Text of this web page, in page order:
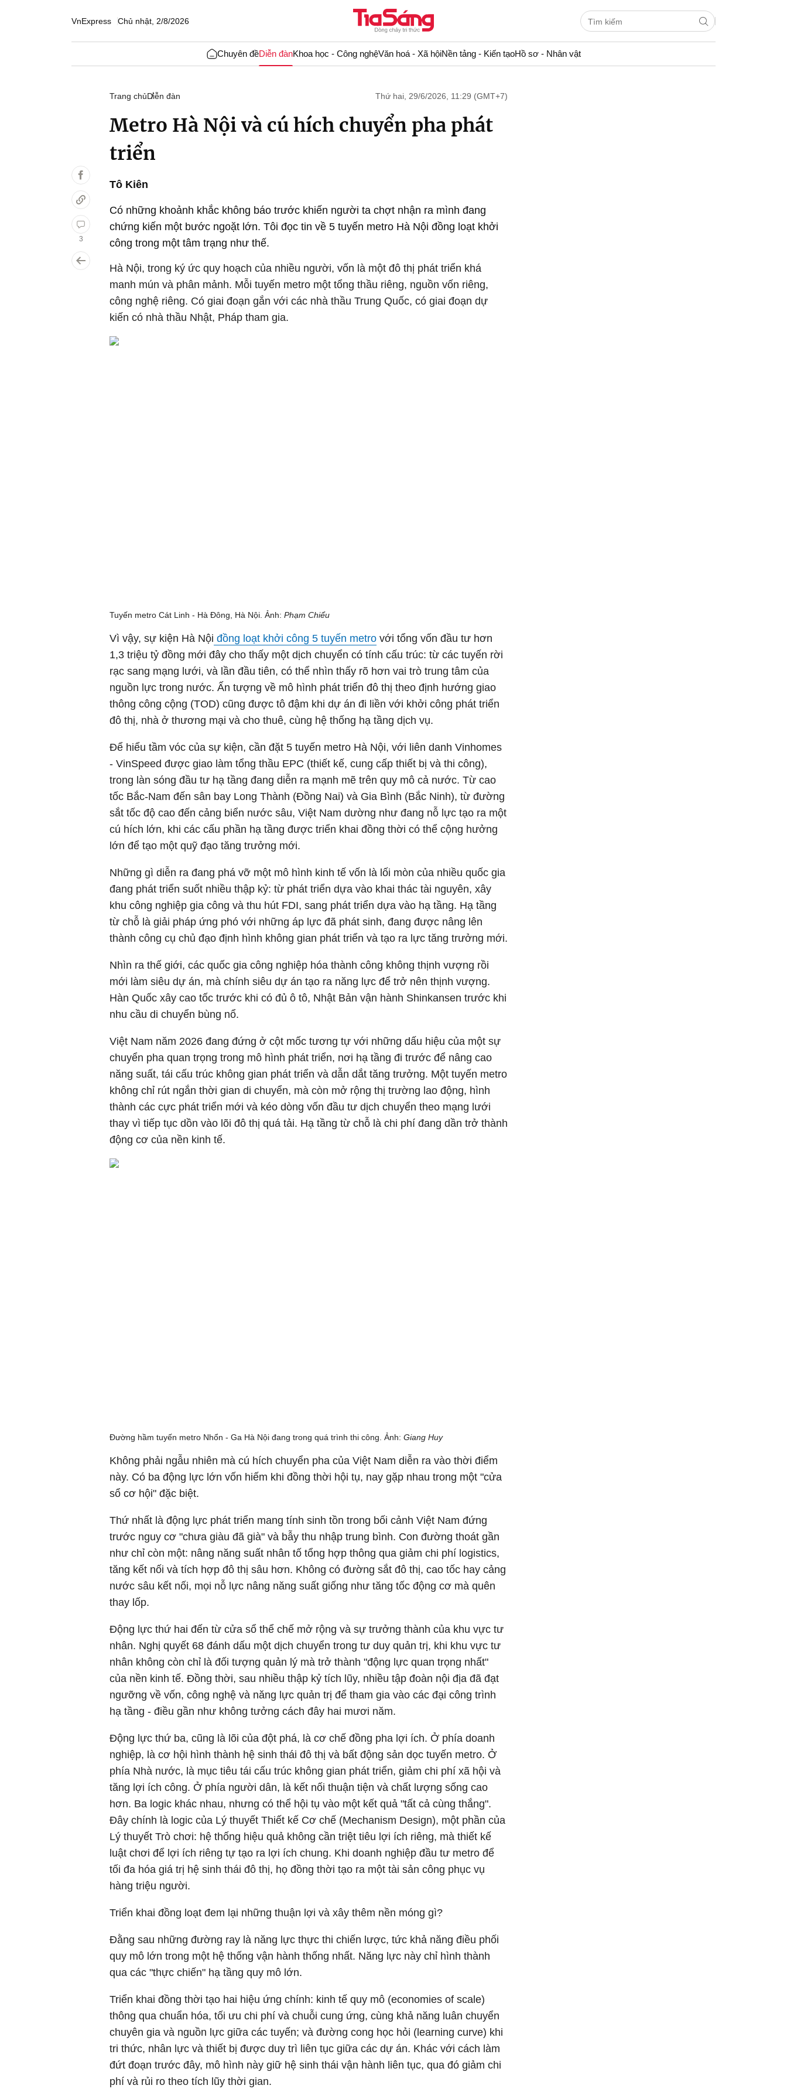
VnExpress Chủ nhật, 2/8/2026
Chuyên đềDiễn đànKhoa học - Công nghệVăn hoá - Xã hộiNền tảng - Kiến tạoHồ sơ - Nhân vật
3
Trang chủDiễn đàn Thứ hai, 29/6/2026, 11:29 (GMT+7)
Metro Hà Nội và cú hích chuyển pha phát
triển
Tô Kiên
Có những khoảnh khắc không báo trước khiến người ta chợt nhận ra mình đang
chứng kiến một bước ngoặt lớn. Tôi đọc tin về 5 tuyến metro Hà Nội đồng loạt khởi
công trong một tâm trạng như thế.
Hà Nội, trong ký ức quy hoạch của nhiều người, vốn là một đô thị phát triển khá
manh mún và phân mảnh. Mỗi tuyến metro một tổng thầu riêng, nguồn vốn riêng,
công nghệ riêng. Có giai đoạn gắn với các nhà thầu Trung Quốc, có giai đoạn dự
kiến có nhà thầu Nhật, Pháp tham gia.
Tuyến metro Cát Linh - Hà Đông, Hà Nội. Ảnh: Phạm Chiểu
Vì vậy, sự kiện Hà Nội đồng loạt khởi công 5 tuyến metro với tổng vốn đầu tư hơn
1,3 triệu tỷ đồng mới đây cho thấy một dịch chuyển có tính cấu trúc: từ các tuyến rời
rạc sang mạng lưới, và lần đầu tiên, có thể nhìn thấy rõ hơn vai trò trung tâm của
nguồn lực trong nước. Ấn tượng về mô hình phát triển đô thị theo định hướng giao
thông công cộng (TOD) cũng được tô đậm khi dự án đi liền với khởi công phát triển
đô thị, nhà ở thương mại và cho thuê, cùng hệ thống hạ tầng dịch vụ.
Để hiểu tầm vóc của sự kiện, cần đặt 5 tuyến metro Hà Nội, với liên danh Vinhomes
- VinSpeed được giao làm tổng thầu EPC (thiết kế, cung cấp thiết bị và thi công),
trong làn sóng đầu tư hạ tầng đang diễn ra mạnh mẽ trên quy mô cả nước. Từ cao
tốc Bắc-Nam đến sân bay Long Thành (Đồng Nai) và Gia Bình (Bắc Ninh), từ đường
sắt tốc độ cao đến cảng biển nước sâu, Việt Nam dường như đang nỗ lực tạo ra một
cú hích lớn, khi các cấu phần hạ tầng được triển khai đồng thời có thể cộng hưởng
lớn để tạo một quỹ đạo tăng trưởng mới.
Những gì diễn ra đang phá vỡ một mô hình kinh tế vốn là lối mòn của nhiều quốc gia
đang phát triển suốt nhiều thập kỷ: từ phát triển dựa vào khai thác tài nguyên, xây
khu công nghiệp gia công và thu hút FDI, sang phát triển dựa vào hạ tầng. Hạ tầng
từ chỗ là giải pháp ứng phó với những áp lực đã phát sinh, đang được nâng lên
thành công cụ chủ đạo định hình không gian phát triển và tạo ra lực tăng trưởng mới.
Nhìn ra thế giới, các quốc gia công nghiệp hóa thành công không thịnh vượng rồi
mới làm siêu dự án, mà chính siêu dự án tạo ra năng lực để trở nên thịnh vượng.
Hàn Quốc xây cao tốc trước khi có đủ ô tô, Nhật Bản vận hành Shinkansen trước khi
nhu cầu di chuyển bùng nổ.
Việt Nam năm 2026 đang đứng ở cột mốc tương tự với những dấu hiệu của một sự
chuyển pha quan trọng trong mô hình phát triển, nơi hạ tầng đi trước để nâng cao
năng suất, tái cấu trúc không gian phát triển và dẫn dắt tăng trưởng. Một tuyến metro
không chỉ rút ngắn thời gian di chuyển, mà còn mở rộng thị trường lao động, hình
thành các cực phát triển mới và kéo dòng vốn đầu tư dịch chuyển theo mạng lưới
thay vì tiếp tục dồn vào lõi đô thị quá tải. Hạ tầng từ chỗ là chi phí đang dần trở thành
động cơ của nền kinh tế.
Đường hầm tuyến metro Nhổn - Ga Hà Nội đang trong quá trình thi công. Ảnh: Giang Huy
Không phải ngẫu nhiên mà cú hích chuyển pha của Việt Nam diễn ra vào thời điểm
này. Có ba động lực lớn vốn hiếm khi đồng thời hội tụ, nay gặp nhau trong một "cửa
sổ cơ hội" đặc biệt.
Thứ nhất là động lực phát triển mang tính sinh tồn trong bối cảnh Việt Nam đứng
trước nguy cơ "chưa giàu đã già" và bẫy thu nhập trung bình. Con đường thoát gần
như chỉ còn một: nâng năng suất nhân tố tổng hợp thông qua giảm chi phí logistics,
tăng kết nối và tích hợp đô thị sâu hơn. Không có đường sắt đô thị, cao tốc hay cảng
nước sâu kết nối, mọi nỗ lực nâng năng suất giống như tăng tốc động cơ mà quên
thay lốp.
Động lực thứ hai đến từ cửa sổ thể chế mở rộng và sự trưởng thành của khu vực tư
nhân. Nghị quyết 68 đánh dấu một dịch chuyển trong tư duy quản trị, khi khu vực tư
nhân không còn chỉ là đối tượng quản lý mà trở thành "động lực quan trọng nhất"
của nền kinh tế. Đồng thời, sau nhiều thập kỷ tích lũy, nhiều tập đoàn nội địa đã đạt
ngưỡng về vốn, công nghệ và năng lực quản trị để tham gia vào các đại công trình
hạ tầng - điều gần như không tưởng cách đây hai mươi năm.
Động lực thứ ba, cũng là lõi của đột phá, là cơ chế đồng pha lợi ích. Ở phía doanh
nghiệp, là cơ hội hình thành hệ sinh thái đô thị và bất động sản dọc tuyến metro. Ở
phía Nhà nước, là mục tiêu tái cấu trúc không gian phát triển, giảm chi phí xã hội và
tăng lợi ích công. Ở phía người dân, là kết nối thuận tiện và chất lượng sống cao
hơn. Ba logic khác nhau, nhưng có thể hội tụ vào một kết quả "tất cả cùng thắng".
Đây chính là logic của Lý thuyết Thiết kế Cơ chế (Mechanism Design), một phần của
Lý thuyết Trò chơi: hệ thống hiệu quả không cần triệt tiêu lợi ích riêng, mà thiết kế
luật chơi để lợi ích riêng tự tạo ra lợi ích chung. Khi doanh nghiệp đầu tư metro để
tối đa hóa giá trị hệ sinh thái đô thị, họ đồng thời tạo ra một tài sản công phục vụ
hàng triệu người.
Triển khai đồng loạt đem lại những thuận lợi và xây thêm nền móng gì?
Đằng sau những đường ray là năng lực thực thi chiến lược, tức khả năng điều phối
quy mô lớn trong một hệ thống vận hành thống nhất. Năng lực này chỉ hình thành
qua các "thực chiến" hạ tầng quy mô lớn.
Triển khai đồng thời tạo hai hiệu ứng chính: kinh tế quy mô (economies of scale)
thông qua chuẩn hóa, tối ưu chi phí và chuỗi cung ứng, cùng khả năng luân chuyển
chuyên gia và nguồn lực giữa các tuyến; và đường cong học hỏi (learning curve) khi
tri thức, nhân lực và thiết bị được duy trì liên tục giữa các dự án. Khác với cách làm
đứt đoạn trước đây, mô hình này giữ hệ sinh thái vận hành liên tục, qua đó giảm chi
phí và rủi ro theo tích lũy thời gian.